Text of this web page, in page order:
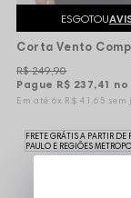
ESGOTOU
Pague R$ 237,41 no
R$ 249,90
6x R$ 41,65 sem
FRETE GRÁTIS A PARTIR DE
PAULO E REGIÕES